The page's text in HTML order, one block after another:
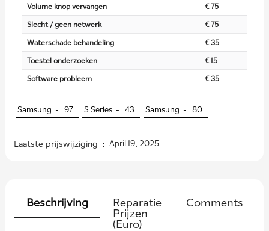
Volume knop vervangen
€ 75
Slecht / geen netwerk
€ 75
Waterschade behandeling
€ 35
Toestel onderzoeken
€ 15
Software probleem
€ 35
Samsung - 97 S Series - 43 Samsung - 80
Laatste prijswijziging : April 19, 2025
Beschrijving
Reparatie
Prijzen
(Euro)
Comments